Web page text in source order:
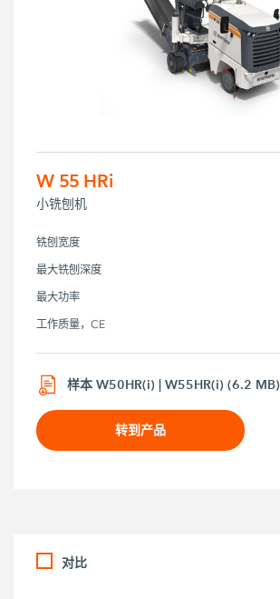
W 55 HRi
小铣刨机
铣刨宽度
最大铣刨深度
最大功率
工作质量，CE
样本 W50HR(i) | W55HR(i) (6.2 MB)
转到产品
对比